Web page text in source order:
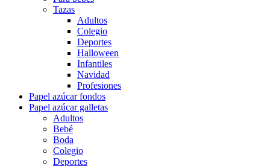
Tazas
Adultos
Colegio
Deportes
Halloween
Infantiles
Navidad
Profesiones
Papel azúcar fondos
Papel azúcar galletas
Adultos
Bebé
Boda
Colegio
Deportes